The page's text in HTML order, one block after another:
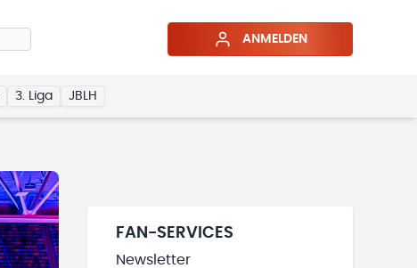
ANMELDEN
3. Liga JBLH
FAN-SERVICES
Newsletter